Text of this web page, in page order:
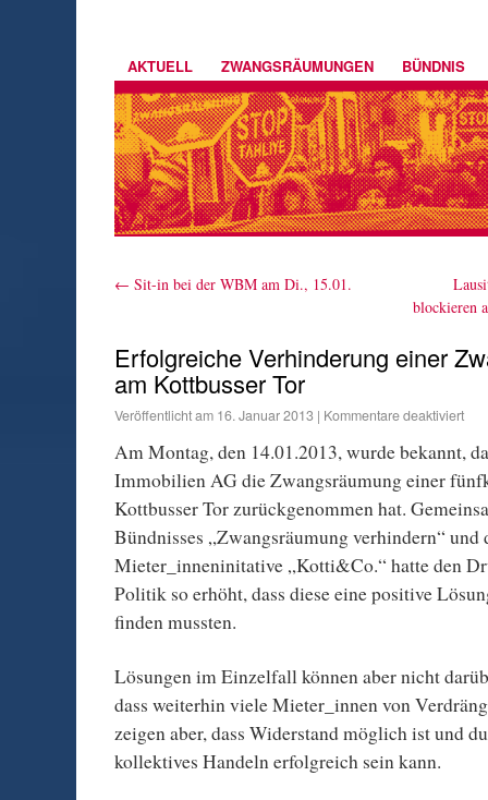
AKTUELL ZWANGSRÄUMUNGEN BÜNDNIS
← Sit-in bei der WBM am Di., 15.01.
blockieren
Erfolgreiche Verhinderung einer
am Kottbusser Tor
Veröffentlicht am 16. Januar 2013 | Kommentare deaktiviert
Am Montag, den 14.01.2013, wurde bekannt,
Immobilien AG die Zwangsräumung einer
Kottbusser Tor zurückgenommen hat.
Bündnisses „Zwangsräumung verhindern“ und
Mieter_inneninitative „Kotti&Co.“ hatte den
Politik so erhöht, dass diese eine positive
finden mussten.
Lösungen im Einzelfall können aber nicht
dass weiterhin viele Mieter_innen von
zeigen aber, dass Widerstand möglich ist und
kollektives Handeln erfolgreich sein kann.